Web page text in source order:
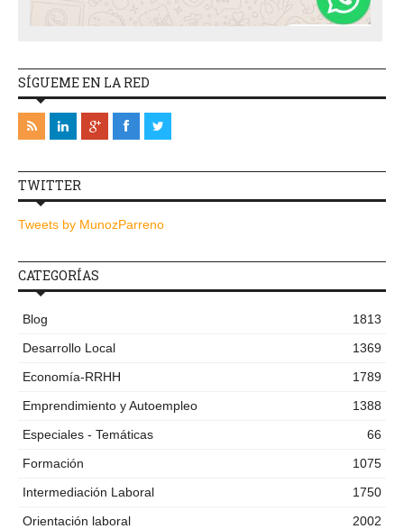
SÍGUEME EN LA RED
TWITTER
Tweets by MunozParreno
CATEGORÍAS
Blog
1813
Desarrollo Local
1369
Economía-RRHH
1789
Emprendimiento y Autoempleo
1388
Especiales - Temáticas
66
Formación
1075
Intermediación Laboral
1750
Orientación laboral
2002